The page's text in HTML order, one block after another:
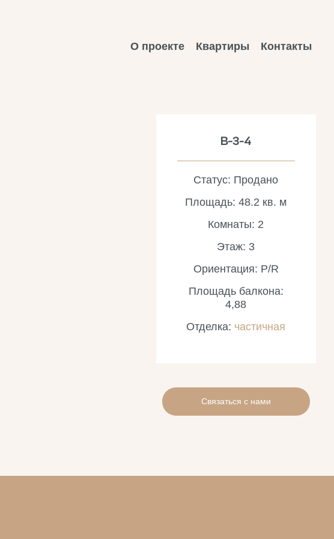
О проекте Квартиры Контакты
B-3-4
Статус: Продано
Площадь: 48.2 кв. м
Комнаты: 2
Этаж: 3
Ориентация: P/R
Площадь балкона:
4,88
Отделка: частичная
Связаться с нами